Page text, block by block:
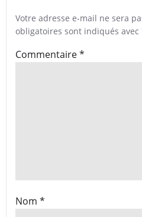
Votre adresse e-mail ne sera
obligatoires sont indiqués avec
Commentaire*
Nom *